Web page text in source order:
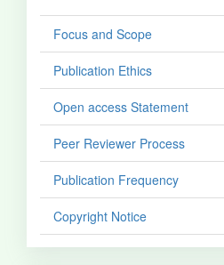
Focus and Scope
Publication Ethics
Open access Statement
Peer Reviewer Process
Publication Frequency
Copyright Notice